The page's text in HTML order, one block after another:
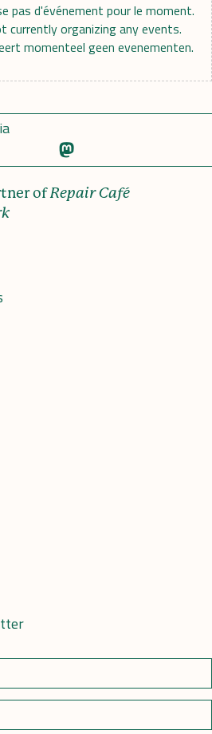
pas d'événement pour le moment.
currently organizing any events.
momenteel geen evenementen.
ofRepair Café